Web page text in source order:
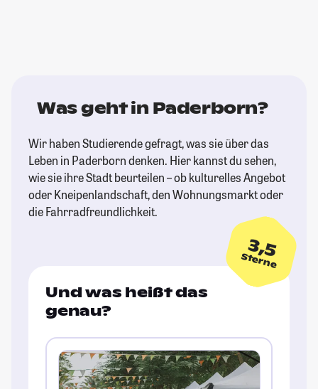
Was geht in Paderborn?
Wir haben Studierende gefragt, was sie über das
Leben in Paderborn denken. Hier kannst du sehen,
wie sie ihre Stadt beurteilen – ob kulturelles Angebot
oder Kneipenlandschaft, den Wohnungsmarkt oder
die Fahrradfreundlichkeit.
3,5
Sterne
Und was heißt das
genau?